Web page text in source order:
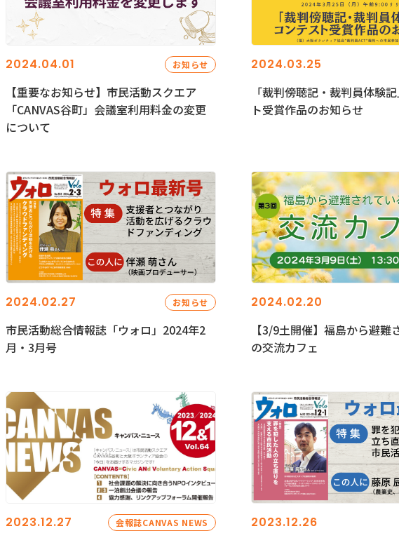
2024.04.01 お知らせ
【重要なお知らせ】市民活動スクエア
「CANVAS谷町」会議室利用料金の変更
について
2024.03.25
「裁判傍聴記・裁判員体験
ト受賞作品のお知らせ
2024.02.27 お知らせ
市民活動総合情報誌「ウォロ」2024年2
月・3月号
2024.02.20
【3/9土開催】福島から避難
の交流カフェ
2023.12.27 会報誌CANVAS NEWS 2023.12.26